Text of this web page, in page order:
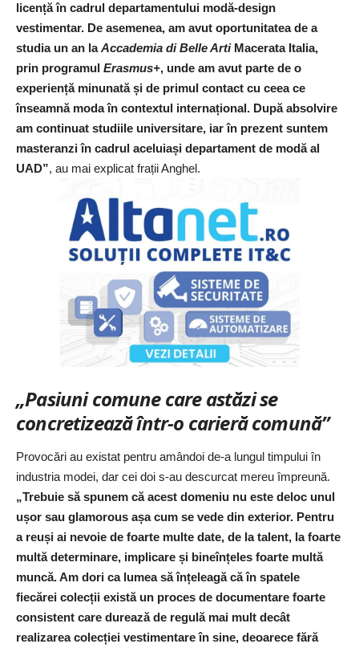
licență în cadrul departamentului modă-design
vestimentar. De asemenea, am avut oportunitatea de a
studia un an laAccademia di Belle ArtiMacerata Italia,
prin programul Erasmus+, unde am avut parte de o
experiență minunată și de primul contact cu ceea ce
înseamnă moda în contextul internațional. După absolvire
am continuat studiile universitare, iar în prezent suntem
masteranzi în cadrul aceluiași departament de modă al
UAD”, au mai explicat frații Anghel.
„Pasiuni comune care astăzi se
concretizează într-o carieră comună”
Provocări au existat pentru amândoi de-a lungul timpului în
industria modei, dar cei doi s-au descurcat mereu împreună.
„Trebuie să spunem că acest domeniu nu este deloc unul
ușor sau glamorous așa cum se vede din exterior. Pentru
a reuși ai nevoie de foarte multe date, de la talent, la foarte
multă determinare, implicare și bineînțeles foarte multă
muncă. Am dori ca lumea să înțeleagă că în spatele
fiecărei colecții există un proces de documentare foarte
consistent care durează de regulă mai mult decât
realizarea colecției vestimentare în sine, deoarece fără